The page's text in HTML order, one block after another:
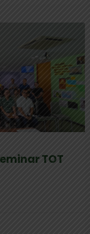
TOT